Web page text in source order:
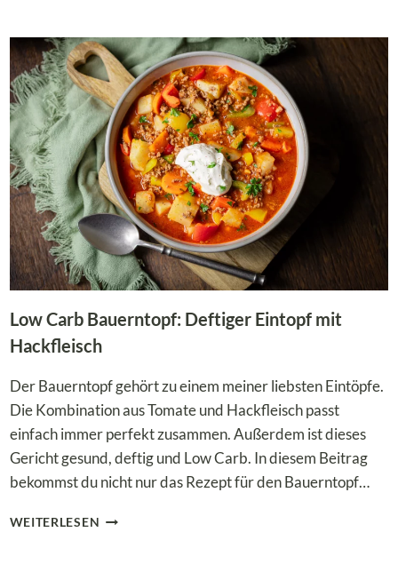
HÄHNCHEN-
PFANNE
MIT
KONJAKREIS
Low Carb Bauerntopf: Deftiger Eintopf mit
Hackfleisch
Der Bauerntopf gehört zu einem meiner liebsten Eintöpfe.
Die Kombination aus Tomate und Hackfleisch passt
einfach immer perfekt zusammen. Außerdem ist dieses
Gericht gesund, deftig und Low Carb. In diesem Beitrag
bekommst du nicht nur das Rezept für den Bauerntopf…
WEITERLESEN LOW